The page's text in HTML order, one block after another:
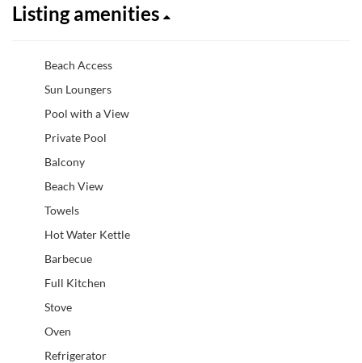
Listing amenities
Beach Access
Sun Loungers
Pool with a View
Private Pool
Balcony
Beach View
Towels
Hot Water Kettle
Barbecue
Full Kitchen
Stove
Oven
Refrigerator